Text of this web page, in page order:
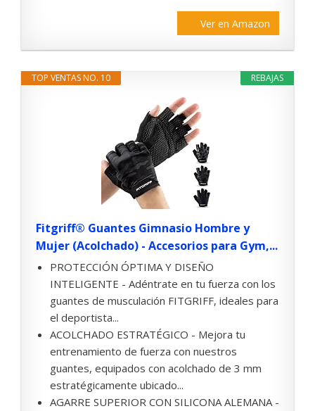
Ver en Amazon
REBAJAS
TOP VENTAS NO. 10
Fitgriff® Guantes Gimnasio Hombre y
Mujer (Acolchado) - Accesorios para Gym,...
PROTECCIÓN ÓPTIMA Y DISEÑO
INTELIGENTE - Adéntrate en tu fuerza con los
guantes de musculación FITGRIFF, ideales para
el deportista...
ACOLCHADO ESTRATÉGICO - Mejora tu
entrenamiento de fuerza con nuestros
guantes, equipados con acolchado de 3 mm
estratégicamente ubicado...
AGARRE SUPERIOR CON SILICONA ALEMANA -